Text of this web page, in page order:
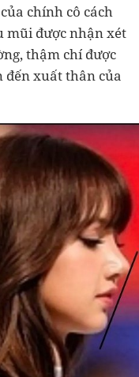
chính cô cách
mũi được nhận xét
thậm chí được
đến xuất thân của